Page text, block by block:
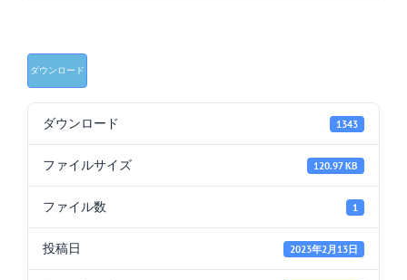
ダウンロード
ダウンロード 1343
ファイルサイズ 120.97 KB
ファイル数 1
投稿日 2023年2月13日